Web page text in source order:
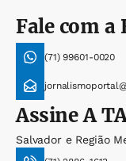
Fale com a
(71) 99601-0020
AssineA
Salvador e Região